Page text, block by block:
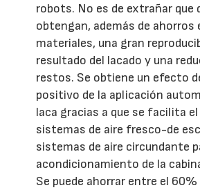
robots. No es de extrañar que
obtengan, además de ahorros
materiales, una gran
resultado del lacado y una
restos. Se obtiene un efecto
positivo de la aplicación
laca gracias a que se facilita
sistemas de aire fresco-de
sistemas de aire circundante
acondicionamiento de la
Se puede ahorrar entre el